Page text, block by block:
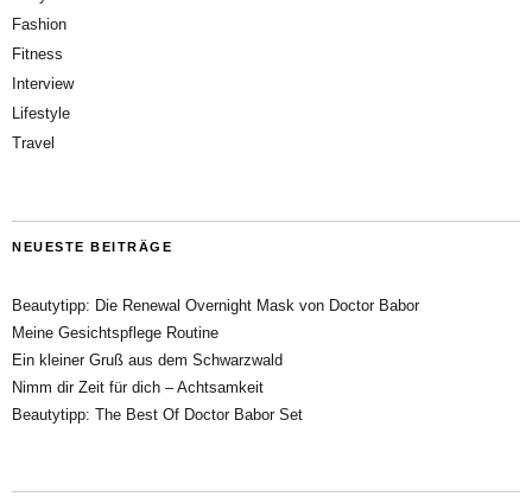
Fashion
Fitness
Interview
Lifestyle
Travel
NEUESTE BEITRÄGE
Beautytipp: Die Renewal Overnight Mask von Doctor Babor
Meine Gesichtspflege Routine
Ein kleiner Gruß aus dem Schwarzwald
Nimm dir Zeit für dich – Achtsamkeit
Beautytipp: The Best Of Doctor Babor Set